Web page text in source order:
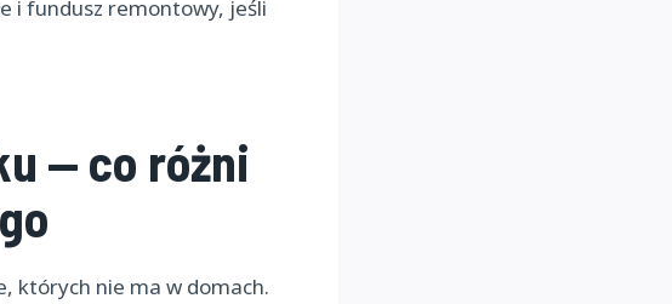
i fundusz remontowy, jeśli
— co różni
których nie ma w domach.